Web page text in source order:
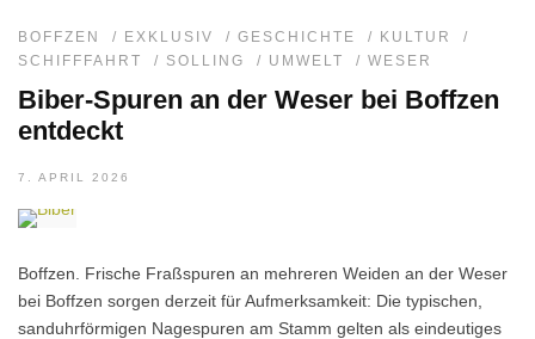
BOFFZEN / EXKLUSIV / GESCHICHTE / KULTUR
/
SCHIFFFAHRT
/ SOLLING / UMWELT / WESER
Biber-Spuren an der Weser bei Boffzen
entdeckt
7. APRIL 2026
Boffzen. Frische Fraßspuren an mehreren Weiden an der Weser
bei Boffzen sorgen derzeit für Aufmerksamkeit: Die typischen,
sanduhrförmigen Nagespuren am Stamm gelten als eindeutiges